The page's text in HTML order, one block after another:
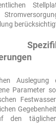
Auslegung
Parameter
den